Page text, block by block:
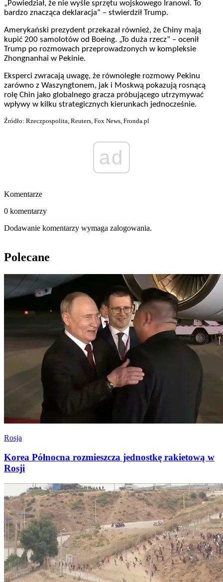
„Powiedział, że nie wyśle sprzętu wojskowego Iranowi. To
bardzo znacząca deklaracja” – stwierdził Trump.
Amerykański prezydent przekazał również, że Chiny mają
kupić 200 samolotów od Boeing. „To duża rzecz” – ocenił
Trump po rozmowach przeprowadzonych w kompleksie
Zhongnanhai w Pekinie.
Eksperci zwracają uwagę, że równoległe rozmowy Pekinu
zarówno z Waszyngtonem, jak i Moskwą pokazują rosnącą
rolę Chin jako globalnego gracza próbującego utrzymywać
wpływy w kilku strategicznych kierunkach jednocześnie.
Źródło: Rzeczpospolita, Reuters, Fox News, Fronda.pl
ad
Komentarze
0 komentarzy
Dodawanie komentarzy wymaga zalogowania.
Polecane
Rosja
Korea Północna rozmieszcza jednostkę rakietową w
Rosji